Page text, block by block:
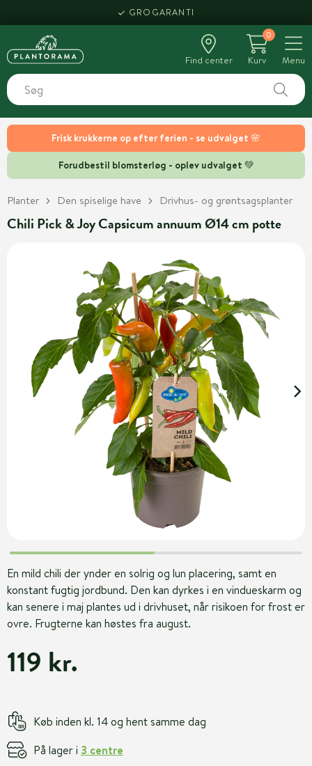
Frisk krukkerne op efter ferien - se udvalget 🌸
Forudbestil blomsterløg - oplev udvalget 💚
GROGARANTI
Find center
0
Kurv
Menu
Planter Den spiselige have Drivhus- og grøntsagsplanter
Chili Pick & Joy Capsicum annuum Ø14 cm potte
En mild chili der ynder en solrig og lun placering, samt en
konstant fugtig jordbund. Den kan dyrkes i en vindueskarm og
kan senere i maj plantes ud i drivhuset, når risikoen for frost er
ovre. Frugterne kan høstes fra august.
119 kr.
Køb inden kl. 14 og hent samme dag
På lager i 3 centre